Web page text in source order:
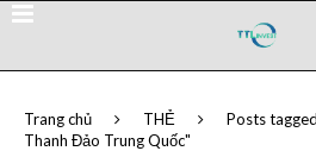
Trang chủ THẺ
Posts
Thanh Đảo Trung Quốc"